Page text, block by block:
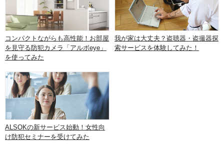
コンパクトながらも高性能！お部屋
を見守る防犯カメラ「アルボeye」
を使ってみた
我が家は大丈夫？盗聴器・盗撮器探
索サービスを体験してみた！
ALSOKの新サービス始動！女性向
け防犯セミナーを受けてみた